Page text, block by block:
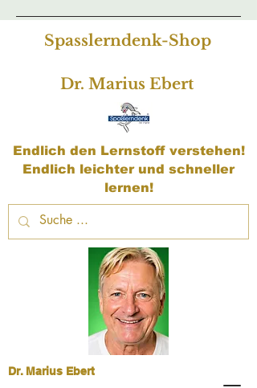
Spasslerndenk-Shop
Dr. Marius Ebert
Endlich den Lernstoff verstehen!
Endlich leichter und schneller
lernen!
Dr. Marius Ebert